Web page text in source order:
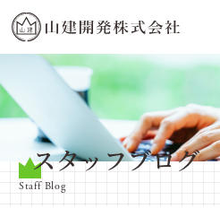
スタッフブログ
Staff Blog